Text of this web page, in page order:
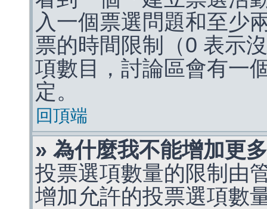
入一個票選問題和至少
票的時間限制（0 表示
項數目，討論區會有一
定。
回頂端
» 為什麼我不能增加更
投票選項數量的限制由
增加允許的投票選項數